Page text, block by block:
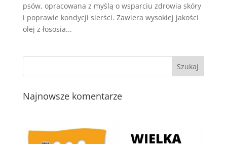
psów, opracowana z myślą o wsparciu zdrowia skóry
i poprawie kondycji sierści. Zawiera wysokiej jakości
olej z łososia...
Najnowsze komentarze